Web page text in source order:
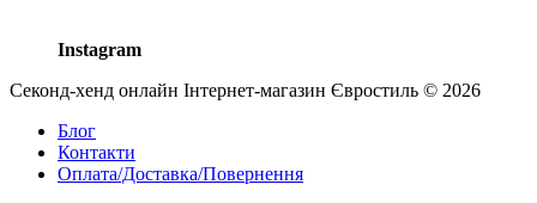
Instagram
Секонд-хенд онлайн Інтернет-магазин Євростиль © 2026
Блог
Контакти
Оплата/Доставка/Повернення